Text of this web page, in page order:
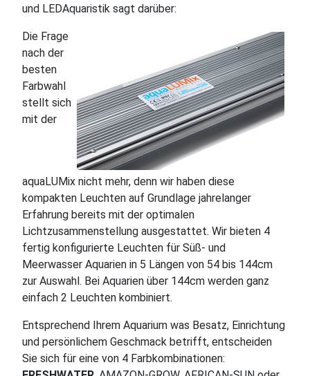
und LEDAquaristik sagt darüber:
Die Frage
nach der
besten
Farbwahl
stellt sich
mit der
aquaLUMix nicht mehr, denn wir haben diese
kompakten Leuchten auf Grundlage jahrelanger
Erfahrung bereits mit der optimalen
Lichtzusammenstellung ausgestattet. Wir bieten 4
fertig konfigurierte Leuchten für Süß- und
Meerwasser Aquarien in 5 Längen von 54 bis 144cm
zur Auswahl. Bei Aquarien über 144cm werden ganz
einfach 2 Leuchten kombiniert.
Entsprechend Ihrem Aquarium was Besatz, Einrichtung
und persönlichem Geschmack betrifft, entscheiden
Sie sich für eine von 4 Farbkombinationen: